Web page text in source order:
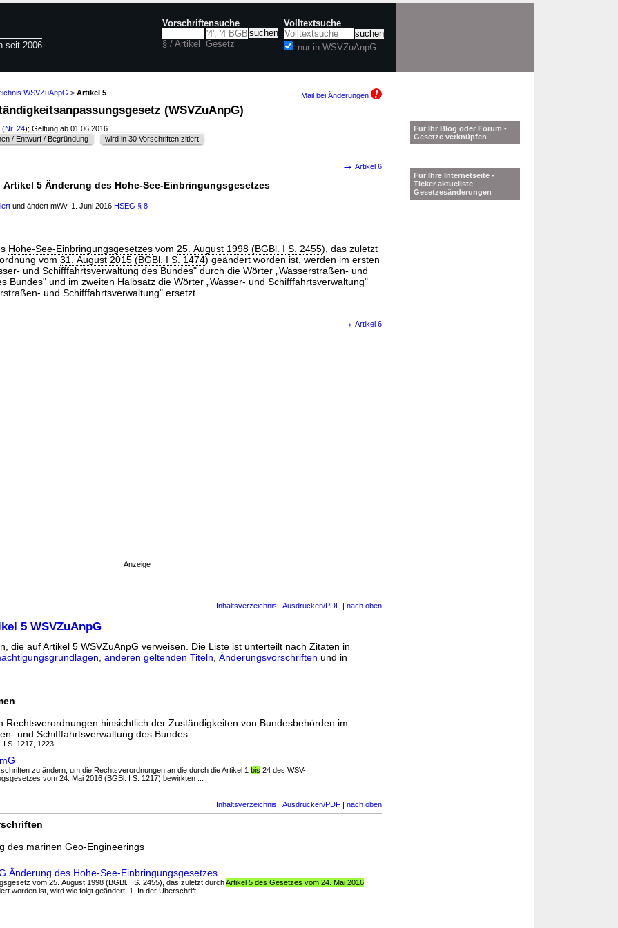
seit 2006
Vorschriftensuche
§ / Artikel Gesetz
Volltextsuche
nur in WSVZuAnpG
WSVZuAnpG > Artikel 5 Mail bei Änderungen
(WSVZuAnpG)
(Nr. 24); Geltung ab 01.06.2016
/ Entwurf / Begründung | wird in 30 Vorschriften zitiert
→ Artikel 6
Artikel 5 Änderung des Hohe-See-Einbringungsgesetzes
und ändert mWv. 1. Juni 2016 HSEG § 8
Hohe-See-Einbringungsgesetzes vom 25. August 1998 (BGBl. I S. 2455), das zuletzt
vom 31. August 2015 (BGBl. I S. 1474) geändert worden ist, werden im ersten
und Schifffahrtsverwaltung des Bundes" durch die Wörter „Wasserstraßen- und
Bundes" und im zweiten Halbsatz die Wörter „Wasser- und Schifffahrtsverwaltung"
und Schifffahrtsverwaltung" ersetzt.
→ Artikel 6
Anzeige
Inhaltsverzeichnis | Ausdrucken/PDF | nach oben
5 WSVZuAnpG
die auf Artikel 5 WSVZuAnpG verweisen. Die Liste ist unterteilt nach Zitaten in
anderen geltenden Titeln Änderungsvorschriften und in
Rechtsverordnungen hinsichtlich der Zuständigkeiten von Bundesbehörden im
und Schifffahrtsverwaltung des Bundes
I S. 1217, 1223
zu ändern, um die Rechtsverordnungen an die durch die Artikel 1 bis 24 des WSV-
vom 24. Mai 2016 (BGBl. I S. 1217) bewirkten ...
Inhaltsverzeichnis | Ausdrucken/PDF | nach oben
des marinen Geo-Engineerings
Änderung des Hohe-See-Einbringungsgesetzes
vom 25. August 1998 (BGBl. I S. 2455), das zuletzt durchArtikel 5 des Gesetzes vom 24. Mai 2016
worden ist, wird wie folgt geändert: 1. In der Überschrift ...
Für Ihr Blog oder Forum -
Gesetze verknüpfen
Für Ihre Internetseite -
Ticker aktuellste
Gesetzesänderungen